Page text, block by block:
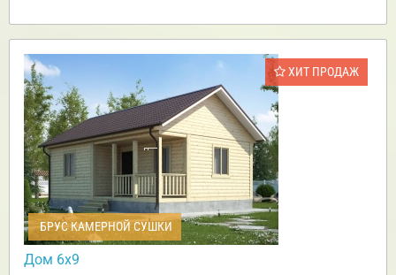
ХИТ ПРОДАЖ
БРУС КАМЕРНОЙ СУШКИ
Дом 6х9